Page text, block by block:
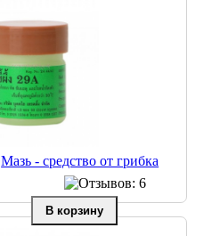
Мазь - средство от грибка